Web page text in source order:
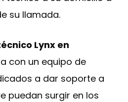
su llamada.
Lynx en
con un equipo de
a dar soporte a
puedan surgir en los